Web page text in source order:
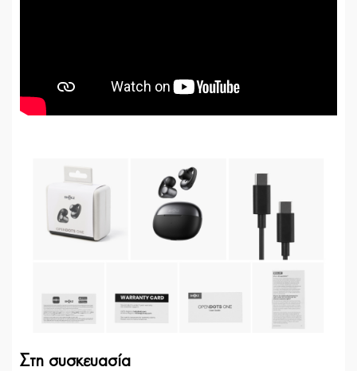
Στη συσκευασία